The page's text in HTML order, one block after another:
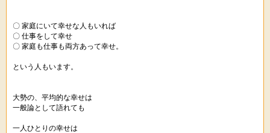
〇 家庭にいて幸せな人もいれば
〇 仕事をして幸せ
〇 家庭も仕事も両方あって幸せ。
という人もいます。
大勢の、平均的な幸せは
一般論として語れても
一人ひとりの幸せは